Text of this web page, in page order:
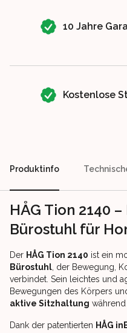
10 Jahre
Kostenlose
Produktinfo
HÅG Tion 2140
Bürostuhl für
Der HÅG Tion 2140 ist ein
Bürostuhl , der Bewegung,
verbindet. Sein leichtes und
Bewegungen des Körpers
aktive Sitzhaltung
Dank der patentierten HÅG